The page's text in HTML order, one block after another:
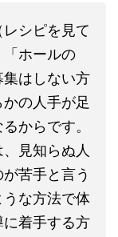
シピを見て
ホールの
はしない方
の人手が足
からです。
見知らぬ人
苦手と言う
な方法で体
着手する方